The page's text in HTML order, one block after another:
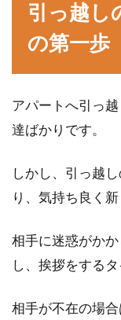
引っ越し
の第一歩
アパートへ引っ
達ばかりです。
しかし、引っ越
り、気持ち良く
相手に迷惑がか
し、挨拶をする
相手が不在の場